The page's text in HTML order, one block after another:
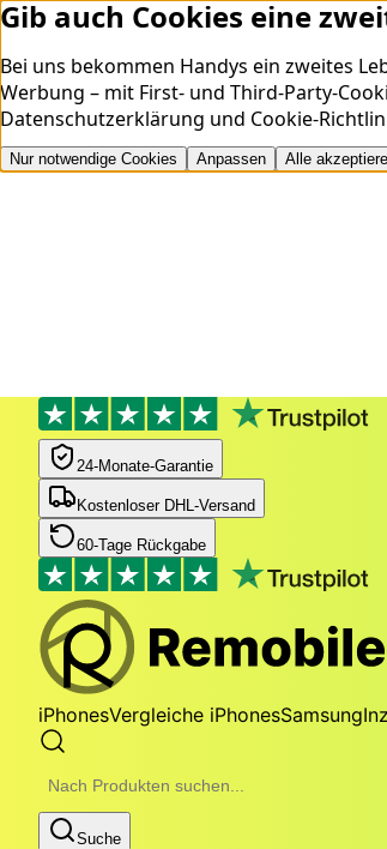
Gib auch Cookies eine
Bei uns bekommen Handys ein zweites
Werbung – mit First- und Third-Party-
Datenschutzerklärung und Cookie-
Nur notwendige Cookies Anpassen Alle
24‑Monate‑Garantie
Kostenloser DHL-Versand
60-Tage Rückgabe
iPhonesVergleiche iPhonesSamsung
Suche